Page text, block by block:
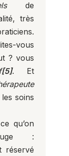
de
très
vous
? vous
[5]. Et
soins
qu’on
:
réservé